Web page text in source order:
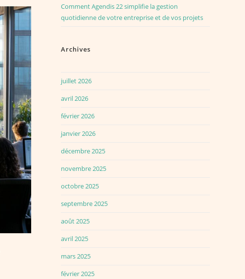
Comment Agendis 22 simplifie la gestion
quotidienne de votre entreprise et de vos projets
Archives
juillet 2026
avril 2026
février 2026
janvier 2026
décembre 2025
novembre 2025
octobre 2025
septembre 2025
août 2025
avril 2025
mars 2025
février 2025